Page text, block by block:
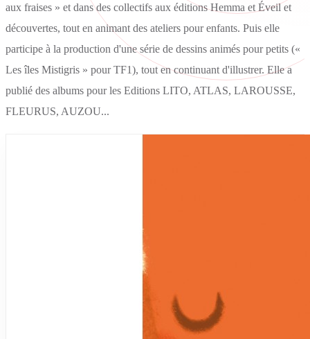
aux fraises » et dans des collectifs aux éditions Hemma et Éveil et
découvertes, tout en animant des ateliers pour enfants. Puis elle
participe à la production d'une série de dessins animés pour petits («
Les îles Mistigris » pour TF1), tout en continuant d'illustrer. Elle a
publié des albums pour les Editions LITO, ATLAS, LAROUSSE,
FLEURUS, AUZOU...